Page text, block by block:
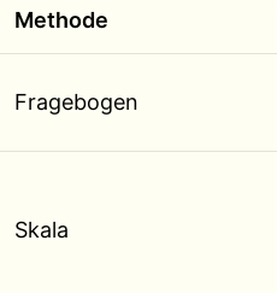
Methode
Fragebogen
Skala